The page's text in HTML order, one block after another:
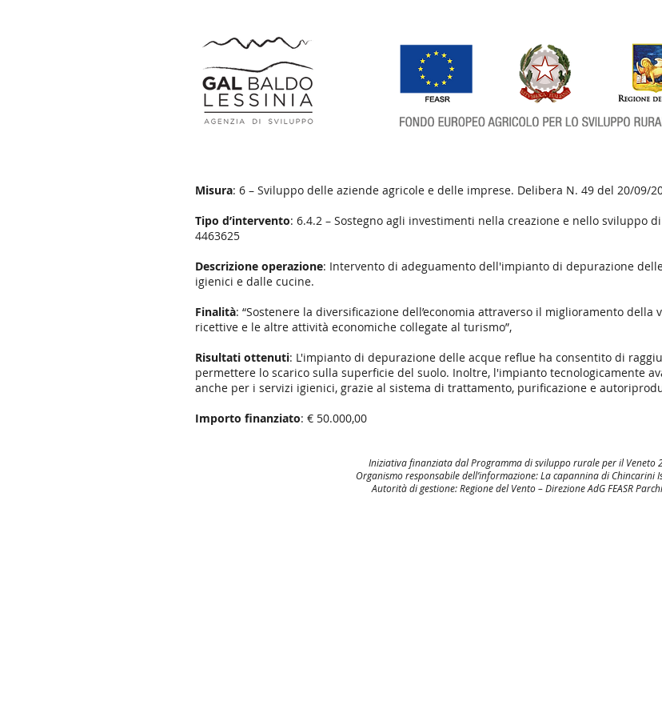
Misura: 6 – Sviluppo delle aziende agricole e delle imprese. Delibera N. 49 del 20/09/
Tipo d’intervento: 6.4.2 – Sostegno agli investimenti nella creazione e nello sviluppo
4463625
Descrizione operazione: Intervento di adeguamento dell'impianto di depurazione
igienici e dalle cucine.
Finalità: “Sostenere la diversificazione dell’economia attraverso il miglioramento
ricettive e le altre attività economiche collegate al turismo”,
Risultati ottenuti: L'impianto di depurazione delle acque reflue ha consentito di
permettere lo scarico sulla superficie del suolo. Inoltre, l'impianto tecnologicamente
anche per i servizi igienici, grazie al sistema di trattamento, purificazione e
Importo finanziato: € 50.000,00
Iniziativa finanziata dal Programma di sviluppo rurale per il Veneto
Organismo responsabile dell’informazione: La capannina di Chincarini
Autorità di gestione: Regione del Vento – Direzione AdG FEASR